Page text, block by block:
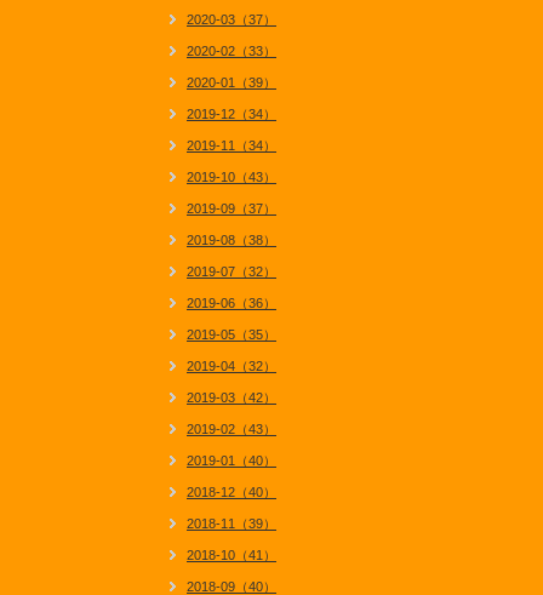
2020-03（37）
2020-02（33）
2020-01（39）
2019-12（34）
2019-11（34）
2019-10（43）
2019-09（37）
2019-08（38）
2019-07（32）
2019-06（36）
2019-05（35）
2019-04（32）
2019-03（42）
2019-02（43）
2019-01（40）
2018-12（40）
2018-11（39）
2018-10（41）
2018-09（40）